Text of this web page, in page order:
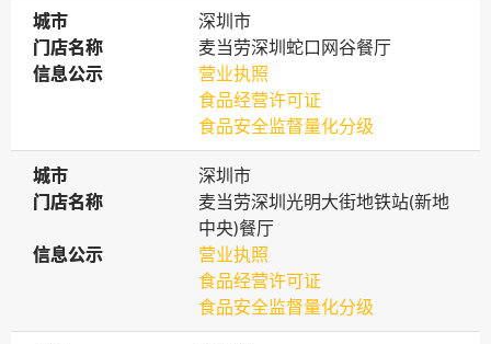
城市
城市
深圳市
门店名称
门店名称
麦当劳深圳蛇口网谷餐厅
信息公示
信息公示
营业执照
食品经营许可证
食品安全监督量化分级
城市
城市
深圳市
门店名称
门店名称
麦当劳深圳光明大街地铁站(新地
中央)餐厅
信息公示
信息公示
营业执照
食品经营许可证
食品安全监督量化分级